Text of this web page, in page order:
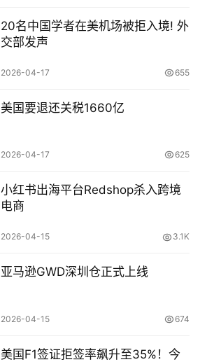
20名中国学者在美机场被拒入境! 外
交部发声
2026-04-17 655
美国要退还关税1660亿
2026-04-17 625
小红书出海平台Redshop杀入跨境
电商
2026-04-15 3.1K
亚马逊GWD深圳仓正式上线
2026-04-15 674
美国F1签证拒签率飙升至35%！今